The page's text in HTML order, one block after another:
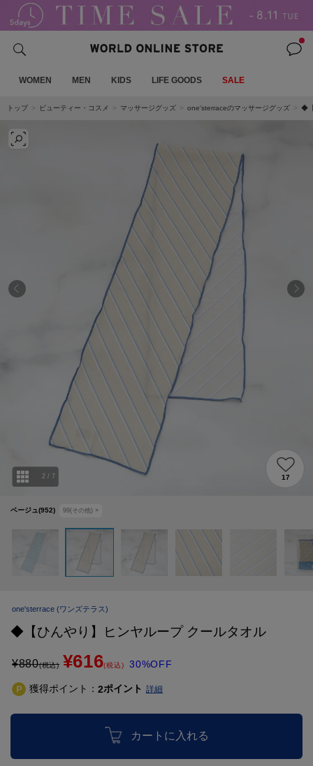
WOMEN MEN KIDS LIFE GOODS SALE
トップ ビューティー・コスメ マッサージグッズ one'sterraceのマッサージグッズ ◆
ベージュ(952) 99(その他) ×
2 / 7 17
one'sterrace (ワンズテラス)
◆【ひんやり】ヒンヤループ クールタオル
¥880(税込) ¥616(税込) 30%OFF
獲得ポイント： 2ポイント 詳細
カートに入れる